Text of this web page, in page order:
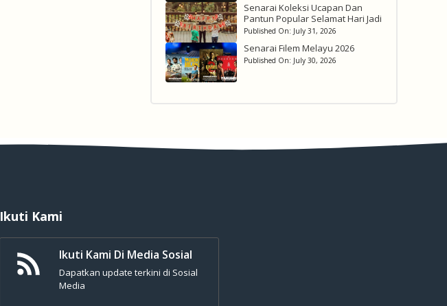
Senarai Koleksi Ucapan Dan
Pantun Popular Selamat Hari Jadi
Published On: July 31, 2026
Senarai Filem Melayu 2026
Published On: July 30, 2026
Ikuti Kami
Ikuti Kami Di Media Sosial
Dapatkan update terkini di Sosial
Media